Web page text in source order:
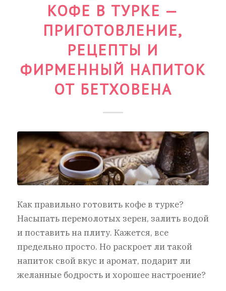
КОФЕ В ТУРКЕ —
ПРИГОТОВЛЕНИЕ,
РЕЦЕПТЫ И
ФИРМЕННЫЙ НАПИТОК
ОТ БЕТХОВЕНА
Как правильно готовить кофе в турке?
Насыпать перемолотых зерен, залить водой
и поставить на плиту. Кажется, все
предельно просто. Но раскроет ли такой
напиток свой вкус и аромат, подарит ли
желанные бодрость и хорошее настроение?